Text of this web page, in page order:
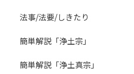
法事/法要/しきたり
簡単解説「浄土宗」
簡単解説「浄土真宗」